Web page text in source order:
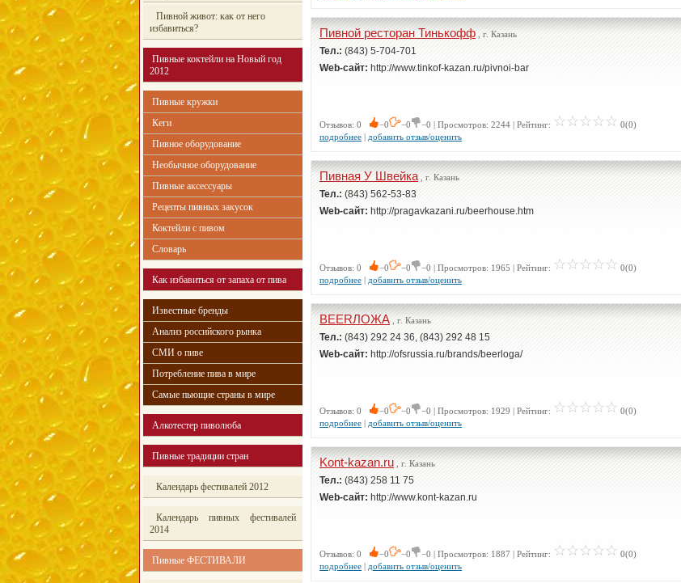
Пивной живот: как от него
избавиться?
Пивные коктейли на Новый год
2012
Пивные кружки
Кеги
Пивное оборудование
Необычное оборудование
Пивные аксессуары
Рецепты пивных закусок
Коктейли с пивом
Словарь
Как избавиться от запаха от пива
Известные бренды
Анализ российского рынка
СМИ о пиве
Потребление пива в мире
Самые пьющие страны в мире
Алкотестер пиволюба
Пивные традиции стран
Календарь фестивалей 2012
Календарь пивных фестивалей
2014
Пивные ФЕСТИВАЛИ
Пивной ресторан Тинькофф, г. Казань
Тел.: (843) 5-704-701
Web-сайт: http://www.tinkof-kazan.ru/pivnoi-bar
Отзывов: 0 −0 −0 −0 | Просмотров: 2244 | Рейтинг:
0(0)
подробнее | добавить отзыв/оценить
Пивная У Швейка, г. Казань
Тел.: (843) 562-53-83
Web-сайт: http://pragavkazani.ru/beerhouse.htm
Отзывов: 0 −0 −0 −0 | Просмотров: 1965 | Рейтинг:
0(0)
подробнее | добавить отзыв/оценить
BEERЛОЖА, г. Казань
Тел.: (843) 292 24 36, (843) 292 48 15
Web-сайт: http://ofsrussia.ru/brands/beerloga/
Отзывов: 0 −0 −0 −0 | Просмотров: 1929 | Рейтинг:
0(0)
подробнее | добавить отзыв/оценить
Kont-kazan.ru, г. Казань
Тел.: (843) 258 11 75
Web-сайт: http://www.kont-kazan.ru
Отзывов: 0 −0 −0 −0 | Просмотров: 1887 | Рейтинг:
0(0)
подробнее | добавить отзыв/оценить